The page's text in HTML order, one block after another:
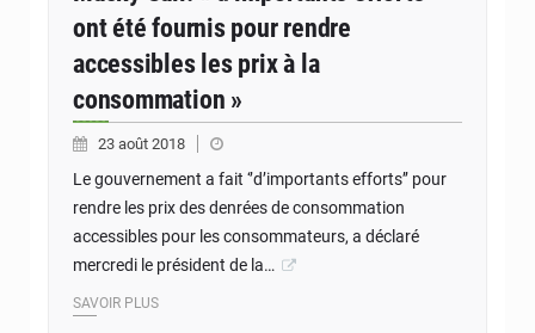
ont été fournis pour rendre
accessibles les prix à la
consommation »
23 août 2018
Le gouvernement a fait ‘’d’importants efforts’’ pour
rendre les prix des denrées de consommation
accessibles pour les consommateurs, a déclaré
mercredi le président de la…
SAVOIR PLUS